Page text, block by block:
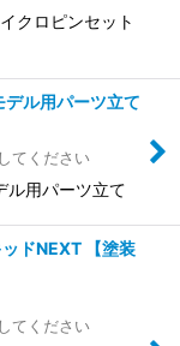
クロピンセット
ル用パーツ立て
てください
用パーツ立て
ドNEXT 【塗装
てください